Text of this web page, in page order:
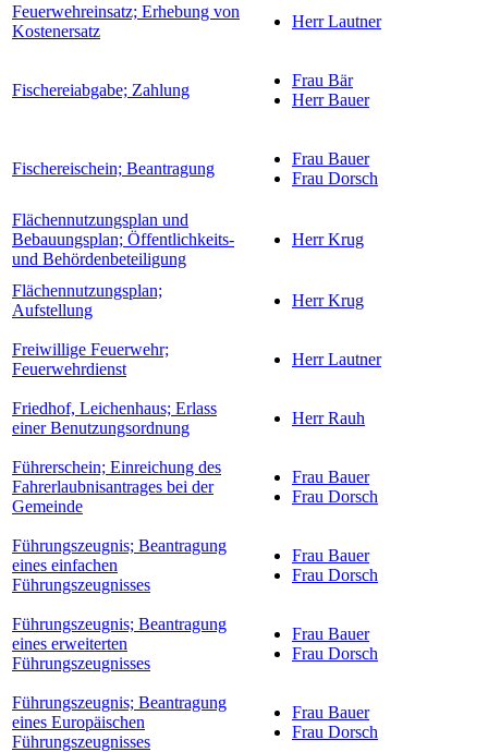
Feuerwehreinsatz; Erhebung von
Kostenersatz
Herr Lautner
Fischereiabgabe; Zahlung
Frau Bär
Herr Bauer
Fischereischein; Beantragung
Frau Bauer
Frau Dorsch
Flächennutzungsplan und
Bebauungsplan; Öffentlichkeits-
und Behördenbeteiligung
Herr Krug
Flächennutzungsplan;
Aufstellung
Herr Krug
Freiwillige Feuerwehr;
Feuerwehrdienst
Herr Lautner
Friedhof, Leichenhaus; Erlass
einer Benutzungsordnung
Herr Rauh
Führerschein; Einreichung des
Fahrerlaubnisantrages bei der
Gemeinde
Frau Bauer
Frau Dorsch
Führungszeugnis; Beantragung
eines einfachen
Führungszeugnisses
Frau Bauer
Frau Dorsch
Führungszeugnis; Beantragung
eines erweiterten
Führungszeugnisses
Frau Bauer
Frau Dorsch
Führungszeugnis; Beantragung
eines Europäischen
Führungszeugnisses
Frau Bauer
Frau Dorsch